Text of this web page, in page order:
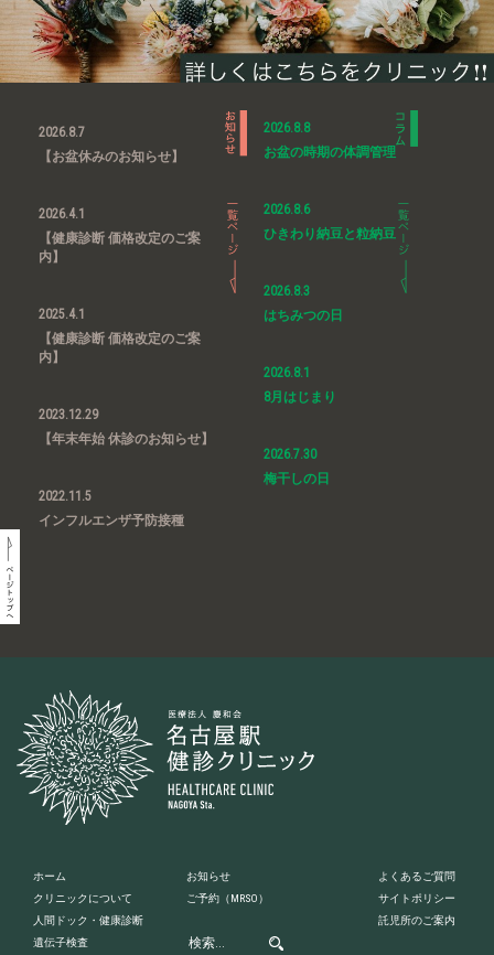
2026.8.7
【お盆休みのお知らせ】
2026.4.1
【健康診断 価格改定のご案
内】
2025.4.1
【健康診断 価格改定のご案
内】
2023.12.29
【年末年始 休診のお知らせ】
2022.11.5
インフルエンザ予防接種
2026.8.8
お盆の時期の体調管理
2026.8.6
ひきわり納豆と粒納豆
2026.8.3
はちみつの日
2026.8.1
8月はじまり
2026.7.30
梅干しの日
ホーム
クリニックについて
人間ドック・健康診断
遺伝子検査
お知らせ
ご予約 （MRSO）
よくあるご質問
サイトポリシー
託児所のご案内